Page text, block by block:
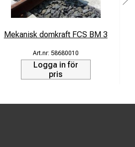
Mekanisk domkraft FCS BM 3
58680010
Logga in för
pris